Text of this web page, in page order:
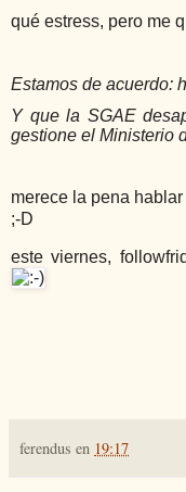
qué estress, pero me
Estamos de acuerdo:
Y que la SGAE
gestione el Ministerio
merece la pena
;-D
este viernes,
ferendus en 19:17